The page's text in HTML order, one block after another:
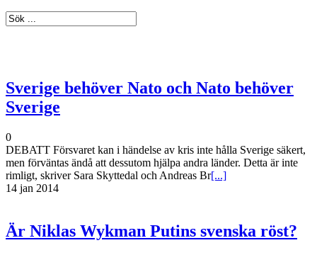
Sverige behöver Nato och Nato behöver
Sverige
0
DEBATT Försvaret kan i händelse av kris inte hålla Sverige säkert,
men förväntas ändå att dessutom hjälpa andra länder. Detta är inte
rimligt, skriver Sara Skyttedal och Andreas Br[...]
14 jan 2014
Är Niklas Wykman Putins svenska röst?